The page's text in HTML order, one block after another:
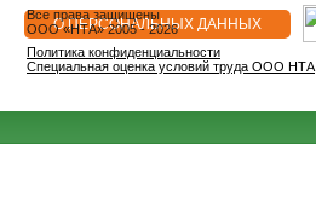
О ПЕРСОНАЛЬНЫХ ДАННЫХ
Все права защищены
OOO «НТА» 2005 - 2026
Политика конфиденциальности
Специальная оценка условий труда ООО НТА